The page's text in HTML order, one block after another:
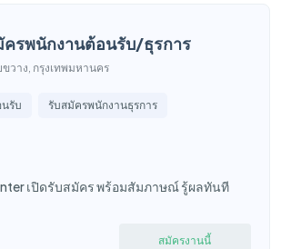
ครพนักงานต้อนรับ/ธุรการ
วาง, กรุงเทพมหานคร
รับ รับสมัครพนักงานธุรการ
เปิดรับสมัคร พร้อมสัมภาษณ์ รู้ผลทันที
สมัครงานนี้